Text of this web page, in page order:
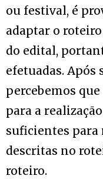
ou festival, é
adaptar o
do edital,
efetuadas. Após
percebemos
para a
suficientes para
descritas no
roteiro.